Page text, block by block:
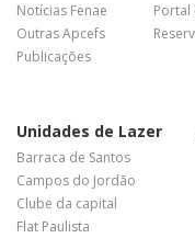
Notícias Fenae
Outras Apcefs
Publicações
Portal
Unidades de Lazer
Barraca de Santos
Campos do Jordão
Clube da capital
Flat Paulista